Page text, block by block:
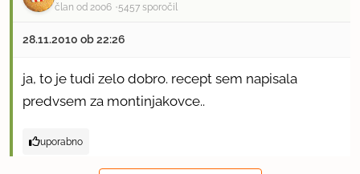
član od 2006 5457 sporočil
28.11.2010 ob 22:26
ja, to je tudi zelo dobro. recept sem napisala
predvsem za montinjakovce..
uporabno